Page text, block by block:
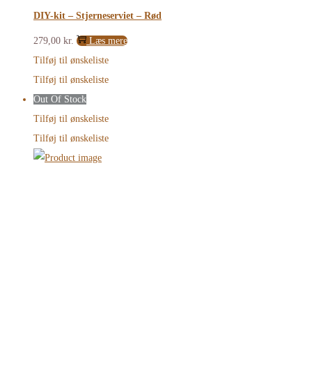
DIY-kit – Stjerneserviet – Rød
279,00 kr.
Læs mere
Tilføj til ønskeliste
Tilføj til ønskeliste
Out Of Stock
Tilføj til ønskeliste
Tilføj til ønskeliste